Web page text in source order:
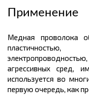
Применение
Медная проволока
агрессивных сред,
используется во
первую очередь, как